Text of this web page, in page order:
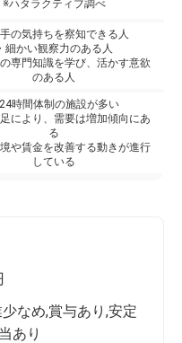
※ハタラクティブ調べ
手の気持ちを察知できる人
・細かい観察力のある人
の専門知識を学び、活かす意欲
のある人
24時間体制の施設が多い
足により、需要は増加傾向にあ
る
境や賃金を改善する動きが進行
している
なめ,賞与あり,安定
あり